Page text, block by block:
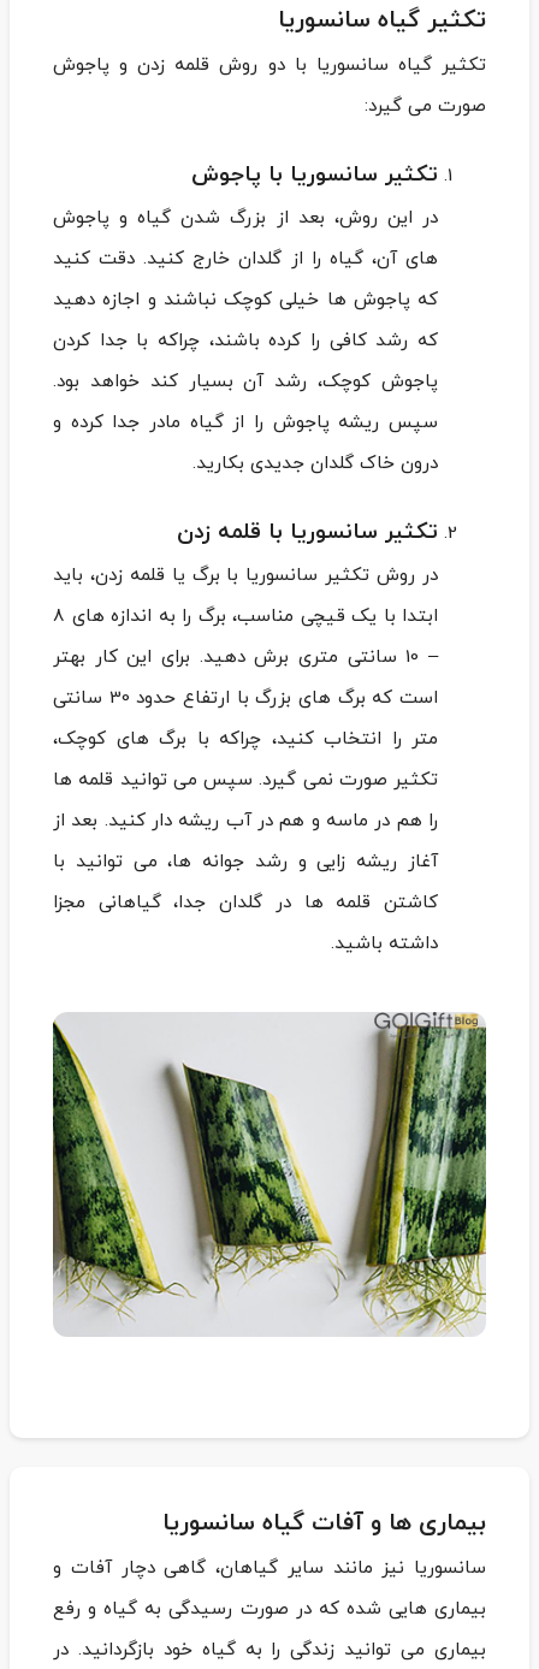
تکثیر گیاه سانسوریا
تکثیر گیاه سانسوریا با دو روش قلمه زدن و پاجوش
صورت می ‌گیرد:
تکثیر سانسوریا با پاجوش
در این روش، بعد از بزرگ شدن گیاه و پاجوش
‌های آن، گیاه را از گلدان خارج ‌کنید. دقت کنید
که پاجوش‌ ها خیلی کوچک نباشند و اجازه دهید
که رشد کافی را کرده باشند، چراکه با جدا کردن
پاجوش کوچک، رشد آن بسیار کند خواهد بود.
سپس ریشه پاجوش را از گیاه مادر جدا کرده و
درون خاک گلدان جدیدی بکارید.
تکثیر سانسوریا با قلمه زدن
در روش تکثیر سانسوریا با برگ یا قلمه زدن، باید
ابتدا با یک قیچی مناسب، برگ را به اندازه‌ های ۸
– 10 سانتی متری برش دهید. برای این کار بهتر
است که برگ‌ های بزرگ با ارتفاع حدود 30 سانتی
متر را انتخاب کنید، چراکه با برگ های کوچک،
تکثیر صورت نمی گیرد. سپس می توانید قلمه ها
را هم در ماسه و هم در آب ریشه‌ دار کنید. بعد از
آغاز ریشه‌ زایی و رشد جوانه ها، می‌ توانید با
کاشتن قلمه ‌ها در گلدان جدا، گیاهانی مجزا
داشته باشید.
بیماری ها و آفات گیاه سانسوریا
سانسوریا نیز مانند سایر گیاهان، گاهی دچار آفات و
بیماری هایی شده که در صورت رسیدگی به گیاه و رفع
بیماری می توانید زندگی را به گیاه خود بازگردانید. در